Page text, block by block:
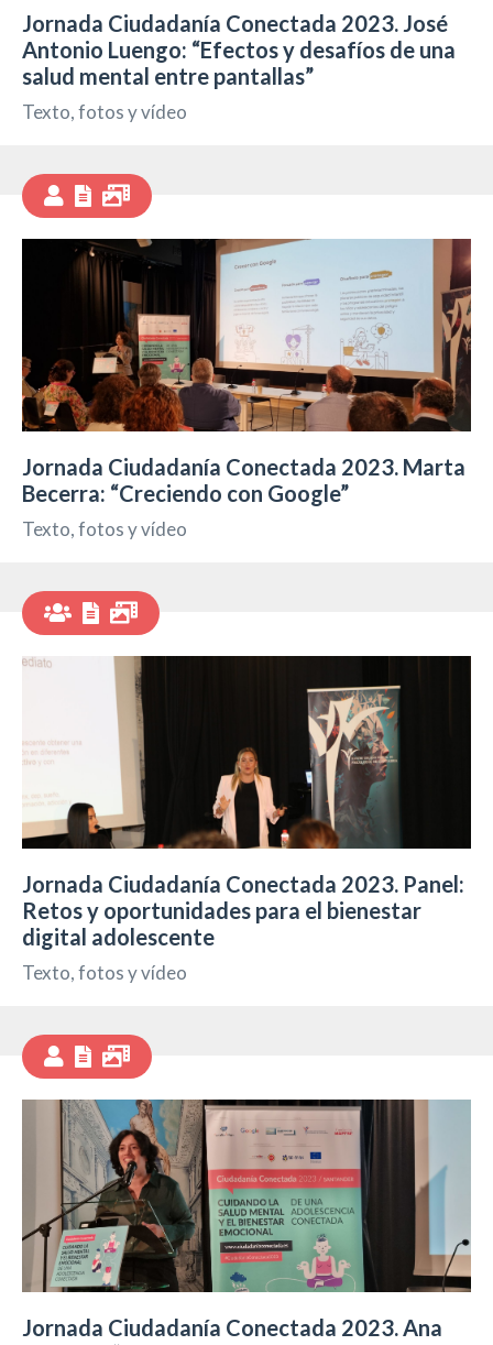
Jornada Ciudadanía Conectada 2023. José
Antonio Luengo: “Efectos y desafíos de una
salud mental entre pantallas”
Texto, fotos y vídeo
Jornada Ciudadanía Conectada 2023. Marta
Becerra: “Creciendo con Google”
Texto, fotos y vídeo
Jornada Ciudadanía Conectada 2023. Panel:
Retos y oportunidades para el bienestar
digital adolescente
Texto, fotos y vídeo
Jornada Ciudadanía Conectada 2023. Ana